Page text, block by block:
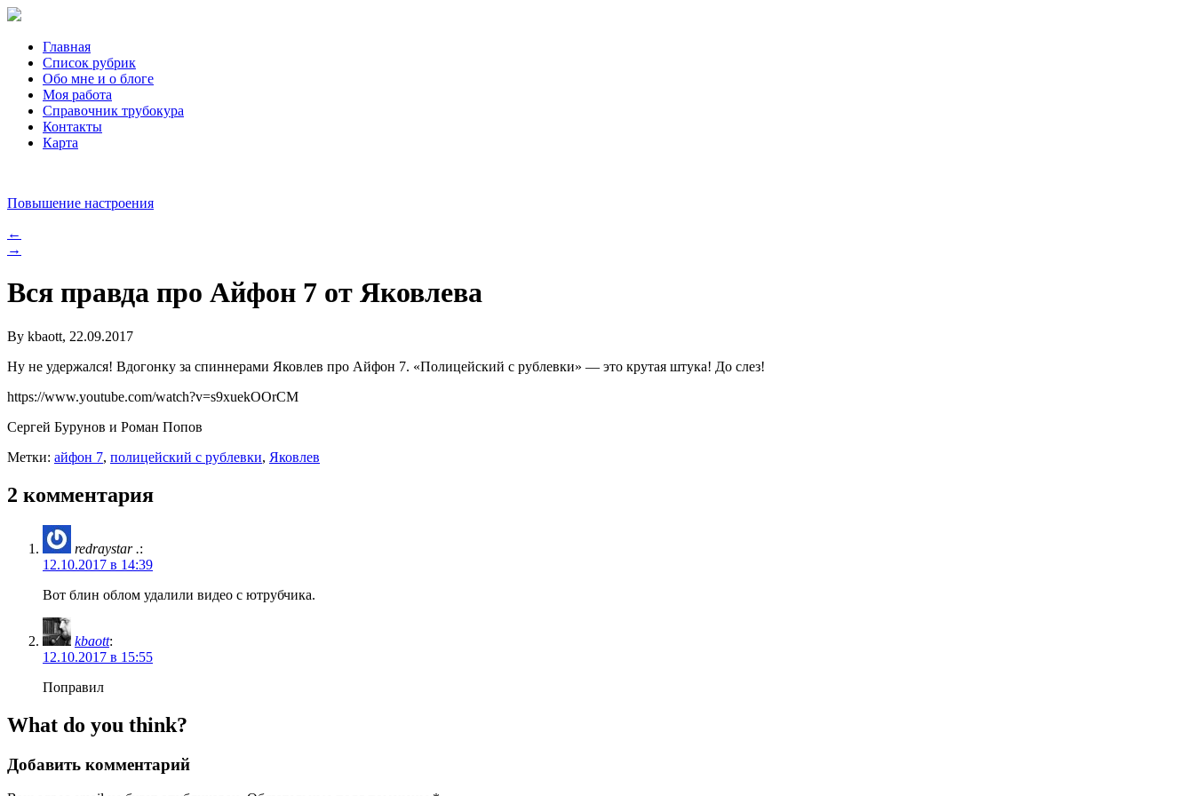
Главная
Список рубрик
Обо мне и о блоге
Моя работа
Справочник трубокура
Контакты
Карта
Повышение настроения
←
→
Вся правда про Айфон 7 от Яковлева
By kbaott, 22.09.2017
Ну не удержался! Вдогонку за спиннерами Яковлев про Айфон 7. «Полицейский с рублевки» — это крутая штука! До слез!
https://www.youtube.com/watch?v=s9xuekOOrCM
Сергей Бурунов и Роман Попов
Метки: айфон 7, полицейский с рублевки, Яковлев
2 комментария
redraystar .:
12.10.2017 в 14:39
Вот блин облом удалили видео с ютрубчика.
kbaott:
12.10.2017 в 15:55
Поправил
What do you think?
Добавить комментарий